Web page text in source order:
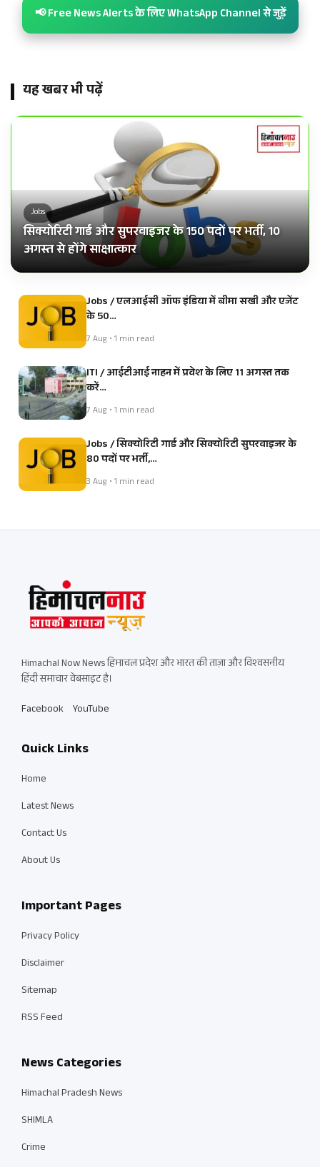
📢 Free News Alerts के लिए WhatsApp Channel से जुड़ें
यह खबर भी पढ़ें
Jobs
सिक्योरिटी गार्ड और सुपरवाइजर के 150 पदों पर भर्ती, 10
अगस्त से होंगे साक्षात्कार
Jobs / एलआईसी ऑफ इंडिया में बीमा सखी और एजेंट
के 50…
7 Aug • 1 min read
ITI / आईटीआई नाहन में प्रवेश के लिए 11 अगस्त तक
करें…
7 Aug • 1 min read
Jobs / सिक्योरिटी गार्ड और सिक्योरिटी सुपरवाइजर के
80 पदों पर भर्ती,…
3 Aug • 1 min read
Himachal Now News हिमाचल प्रदेश और भारत की ताज़ा और विश्वसनीय
हिंदी समाचार वेबसाइट है।
Facebook YouTube
Quick Links
Home
Latest News
Contact Us
About Us
Important Pages
Privacy Policy
Disclaimer
Sitemap
RSS Feed
News Categories
Himachal Pradesh News
SHIMLA
Crime